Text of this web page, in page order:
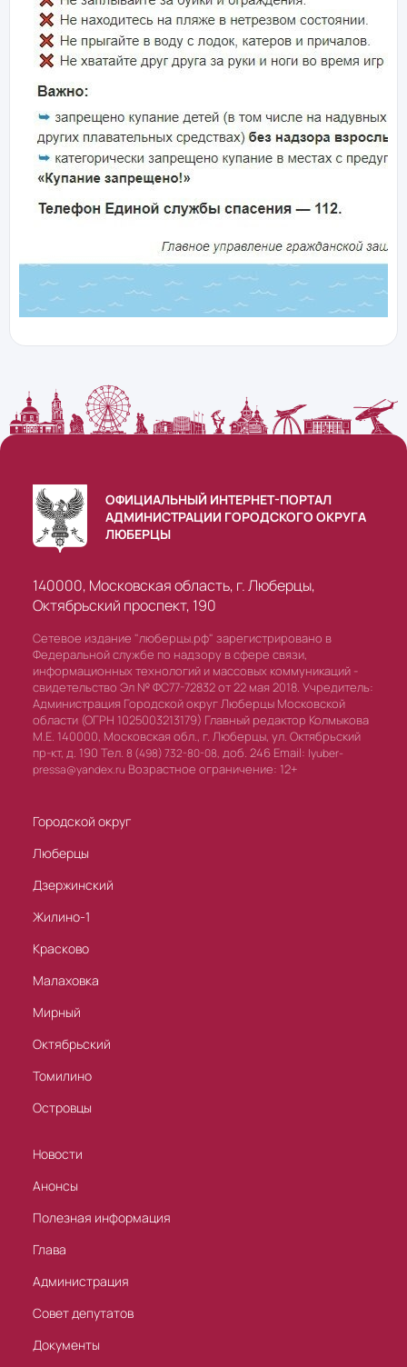
ОФИЦИАЛЬНЫЙ ИНТЕРНЕТ-ПОРТАЛ
АДМИНИСТРАЦИИ ГОРОДСКОГО ОКРУГА
ЛЮБЕРЦЫ
140000, Московская область, г. Люберцы,
Октябрьский проспект, 190
Сетевое издание "люберцы.рф" зарегистрировано в
Федеральной службе по надзору в сфере связи,
информационных технологий и массовых коммуникаций -
свидетельство Эл № ФС77-72832 от 22 мая 2018. Учредитель:
Администрация Городской округ Люберцы Московской
области (ОГРН 1025003213179) Главный редактор Колмыкова
М.Е. 140000, Московская обл., г. Люберцы, ул. Октябрьский
пр-кт, д. 190 Тел. 8 (498) 732-80-08, доб. 246 Email: lyuber-
pressa@yandex.ru Возрастное ограничение: 12+
Городской округ
Люберцы
Дзержинский
Жилино-1
Красково
Малаховка
Мирный
Октябрьский
Томилино
Островцы
Новости
Анонсы
Полезная информация
Глава
Администрация
Совет депутатов
Документы